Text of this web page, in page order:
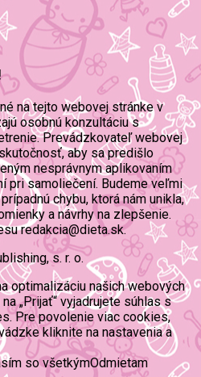
na tejto webovej stránke v
osobnú konzultáciu s
Prevádzkovateľ webovej
aby sa predišlo
nesprávnym aplikovaním
pri samoliečení. Budeme veľmi
chybu, ktorá nám unikla,
a návrhy na zlepšenie.
redakcia@dieta.sk.
s. r. o.
optimalizáciu našich webových
„Prijať“ vyjadrujete súhlas s
Pre povolenie viac cookies,
kliknite na nastavenia a
so všetkýmOdmietam